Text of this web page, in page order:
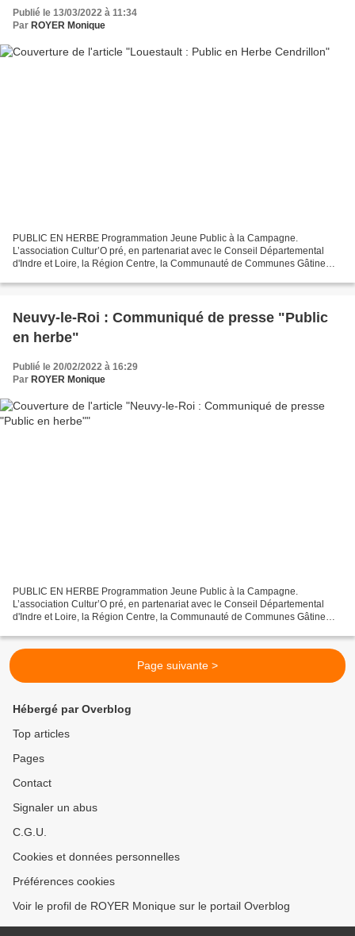
Publié le 13/03/2022 à 11:34
Par ROYER Monique
PUBLIC EN HERBE Programmation Jeune Public à la Campagne.
L’association Cultur’O pré, en partenariat avec le Conseil Départemental
d'Indre et Loire, la Région Centre, la Communauté de Communes Gâtine
Neuvy-le-Roi : Communiqué de presse "Public
en herbe"
Publié le 20/02/2022 à 16:29
Par ROYER Monique
PUBLIC EN HERBE Programmation Jeune Public à la Campagne.
L’association Cultur’O pré, en partenariat avec le Conseil Départemental
d'Indre et Loire, la Région Centre, la Communauté de Communes Gâtine
Page suivante >
Hébergé par Overblog
Top articles
Pages
Contact
Signaler un abus
C.G.U.
Cookies et données personnelles
Préférences cookies
Voir le profil de ROYER Monique sur le portail Overblog